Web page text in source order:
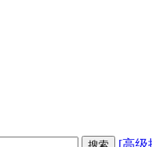
[高级